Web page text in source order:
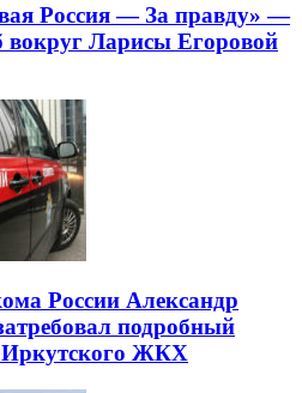
Россия — За правду» —
вокруг Ларисы Егоровой
России Александр
подробный
Иркутского ЖКХ